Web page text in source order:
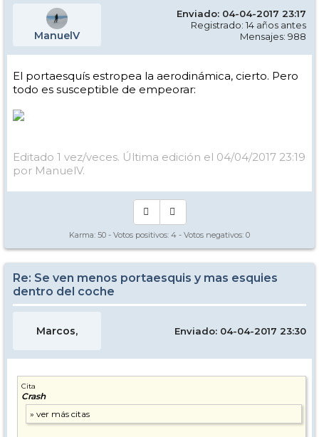
ManuelV
Enviado: 04-04-2017 23:17
Registrado: 14 años antes
Mensajes: 988
El portaesquís estropea la aerodinámica, cierto. Pero
todo es susceptible de empeorar:
Editado 1 vez/veces. Última edición el 04/04/2017 23:19
por ManuelV.
Karma: 50 - Votos positivos: 4 - Votos negativos: 0
Re: Se ven menos portaesquis y mas esquies
dentro del coche
Marcos, Enviado: 04-04-2017 23:30
Cita
Crash